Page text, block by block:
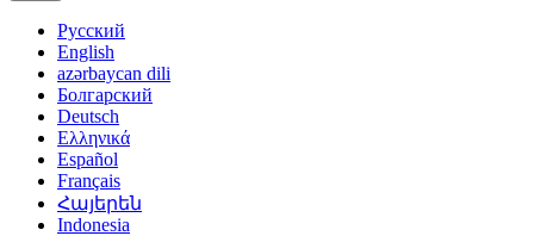
Русский
English
azərbaycan dili
Болгарский
Deutsch
Ελληνικά
Español
Français
Հայերեն
Indonesia